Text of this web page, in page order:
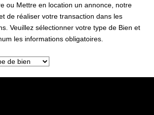
NOTRE AGENCE
CONTACT
ou Mettre en location un annonce, notre
de réaliser votre transaction dans les
Veuillez sélectionner votre type de Bien et
les informations obligatoires.